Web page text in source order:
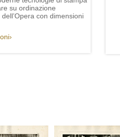
su ordinazione
con dimensioni